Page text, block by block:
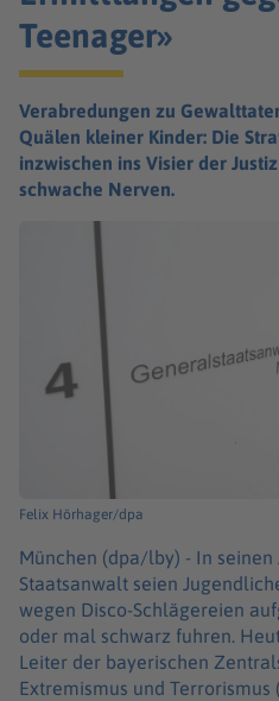
Teenager»
Verabredungen zu
Quälen kleiner Kinder: Die
inzwischen ins Visier der
schwache Nerven.
Felix Hörhager/dpa
München (dpa/lby) - In seinen
Staatsanwalt seien
wegen Disco-Schlägereien
oder mal schwarz fuhren.
Leiter der bayerischen
Extremismus und Terrorismus